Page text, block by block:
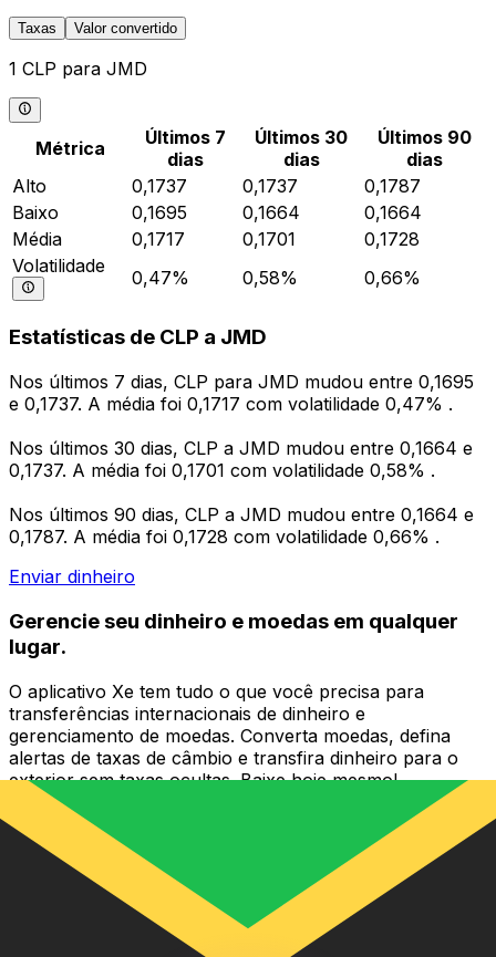
Taxas Valor convertido
1 CLP para JMD
Métrica
Últimos 7
dias
Últimos 30
dias
Últimos 90
dias
Alto
0,1737 0,1737
0,1787
Baixo
0,1695 0,1664
0,1664
Média
0,1717 0,1701
0,1728
Volatilidade
0,47% 0,58% 0,66%
Estatísticas de CLP a JMD
Nos últimos 7 dias, CLP para JMD mudou entre 0,1695
e 0,1737. A média foi 0,1717 com volatilidade 0,47% .
Nos últimos 30 dias, CLP a JMD mudou entre 0,1664 e
0,1737. A média foi 0,1701 com volatilidade 0,58% .
Nos últimos 90 dias, CLP a JMD mudou entre 0,1664 e
0,1787. A média foi 0,1728 com volatilidade 0,66% .
Enviar dinheiro
Gerencie seu dinheiro e moedas em qualquer
lugar.
O aplicativo Xe tem tudo o que você precisa para
transferências internacionais de dinheiro e
gerenciamento de moedas. Converta moedas, defina
alertas de taxas de câmbio e transfira dinheiro para o
exterior sem taxas ocultas. Baixe hoje mesmo!